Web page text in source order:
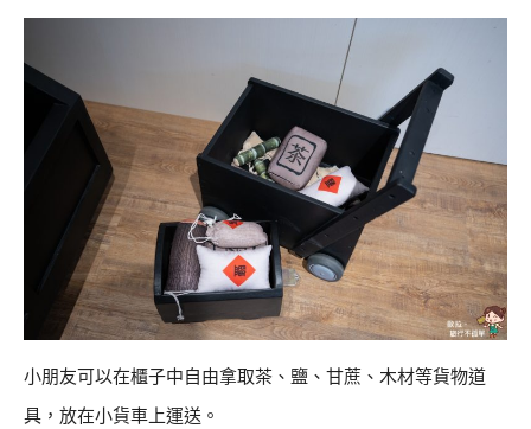
小朋友可以在櫃子中自由拿取茶、鹽、甘蔗、木材等貨物道
具，放在小貨車上運送。